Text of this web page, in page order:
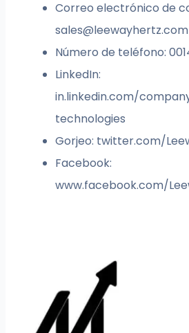
Correo electrónico de
sales@leewayhertz.com
Número de teléfono:
LinkedIn:
in.linkedin.com/
technologies
Gorjeo: twitter.com/
Facebook:
www.facebook.com/